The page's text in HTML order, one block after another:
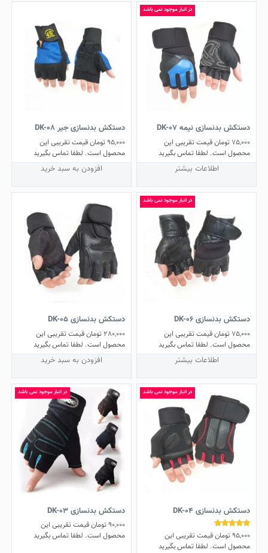
در انبار موجود نمی باشد
دستکش بدنسازی نیمه DK-07
75,000 تومانقیمت تقریبی این
محصول است. لطفا تماس بگیرید
اطلاعات بیشتر
دستکش بدنسازی جیر DK-08
95,000تومانقیمت تقریبی این
محصول است. لطفا تماس بگیرید
افزودن به سبد خرید
در انبار موجود نمی باشد
دستکش بدنسازی DK-06
75,000 تومانقیمت تقریبی این
محصول است. لطفا تماس بگیرید
اطلاعات بیشتر
دستکش بدنسازی DK-05
280,000 تومانقیمت تقریبی این
محصول است. لطفا تماس بگیرید
افزودن به سبد خرید
در انبار موجود نمی باشد
دستکش بدنسازی DK-04
نمره
5.00
از 5
95,000تومانقیمت تقریبی این
محصول است. لطفا تماس بگیرید
در انبار موجود نمی باشد
دستکش بدنسازی DK-03
90,000تومانقیمت تقریبی این
محصول است. لطفا تماس بگیرید